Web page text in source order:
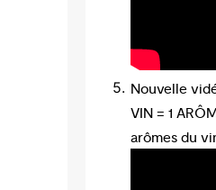
Nouvelle
VIN = 1
arômes du